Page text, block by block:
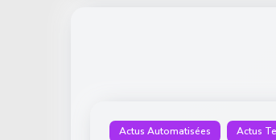
Actus Automatisées Actus